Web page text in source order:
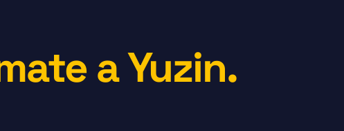
a Yuzin.